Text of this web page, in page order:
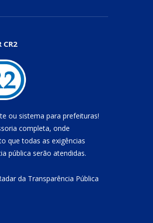
CR2
ou sistema para prefeituras!
completa, onde
que todas as exigências
pública serão atendidas.
da Transparência Pública